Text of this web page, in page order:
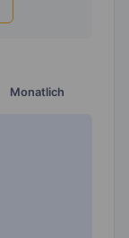
Monatlich